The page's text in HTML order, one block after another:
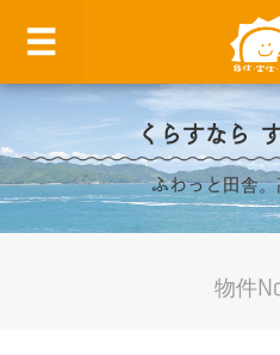
くらすなら
ふわっと田舎
物件